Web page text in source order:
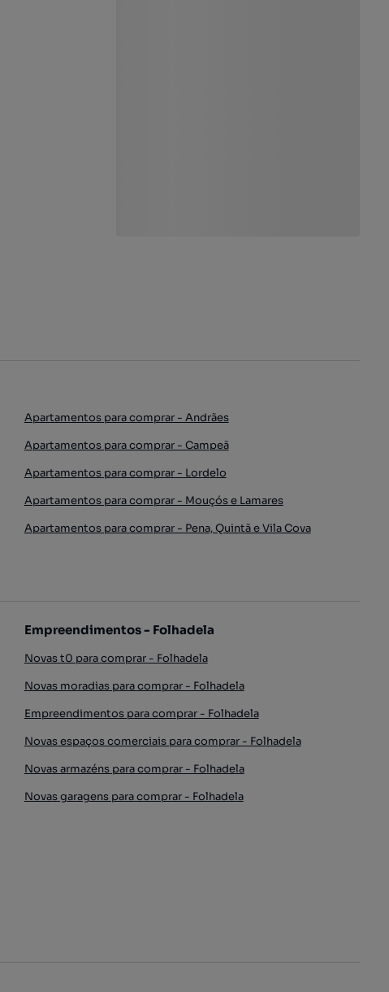
Apartamentos para comprar - Andrães
Apartamentos para comprar - Campeã
Apartamentos para comprar - Lordelo
Apartamentos para comprar - Mouçós e Lamares
Apartamentos para comprar - Pena, Quintã e Vila Cova
Empreendimentos - Folhadela
Novas t0 para comprar - Folhadela
Novas moradias para comprar - Folhadela
Empreendimentos para comprar - Folhadela
Novas espaços comerciais para comprar - Folhadela
Novas armazéns para comprar - Folhadela
Novas garagens para comprar - Folhadela